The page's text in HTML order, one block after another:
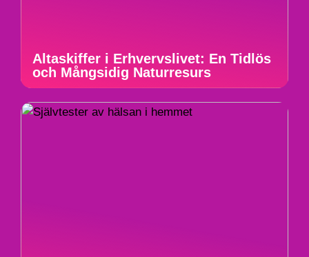
Altaskiffer i Erhvervslivet: En Tidlös
och Mångsidig Naturresurs